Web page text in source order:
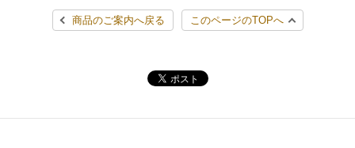
サステナビリティレポート
한국어(서비스)
商品のご案内へ戻る このページのTOPへ